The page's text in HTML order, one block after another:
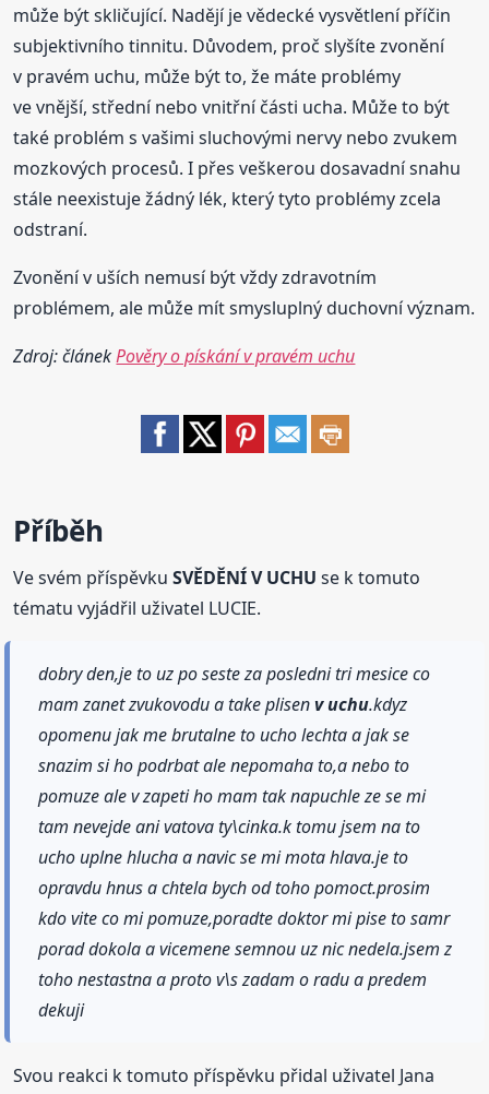
může být skličující. Nadějí je vědecké vysvětlení příčin
subjektivního tinnitu. Důvodem, proč slyšíte zvonění
v pravém uchu, může být to, že máte problémy
ve vnější, střední nebo vnitřní části ucha. Může to být
také problém s vašimi sluchovými nervy nebo zvukem
mozkových procesů. I přes veškerou dosavadní snahu
stále neexistuje žádný lék, který tyto problémy zcela
odstraní.
Zvonění v uších nemusí být vždy zdravotním
problémem, ale může mít smysluplný duchovní význam.
Zdroj: článekPověry o pískání v pravém uchu
Příběh
Ve svém příspěvkuSVĚDĚNÍ V UCHU se k tomuto
tématu vyjádřil uživatel LUCIE.
dobry den,je to uz po seste za posledni tri mesice co
mam zanet zvukovodu a take plisenv uchu.kdyz
opomenu jak me brutalne to ucho lechta a jak se
snazim si ho podrbat ale nepomaha to,a nebo to
pomuze ale v zapeti ho mam tak napuchle ze se mi
tam nevejde ani vatova ty\cinka.k tomu jsem na to
ucho uplne hlucha a navic se mi mota hlava.je to
opravdu hnus a chtela bych od toho pomoct.prosim
kdo vite co mi pomuze,poradte doktor mi pise to samr
porad dokola a vicemene semnou uz nic nedela.jsem z
toho nestastna a proto v\s zadam o radu a predem
dekuji
Svou reakci k tomuto příspěvku přidal uživatel Jana